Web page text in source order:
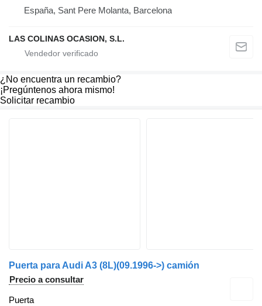
España, Sant Pere Molanta, Barcelona
LAS COLINAS OCASION, S.L.
¿No encuentra un recambio?
¡Pregúntenos ahora mismo!
Solicitar recambio
Puerta para Audi A3 (8L)(09.1996->) camión
Precio a consultar
Puerta